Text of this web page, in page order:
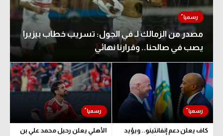
مصدر من الزمالك لـ في الجول: تسريب خطاب بيزيرا
يصب في صالحنا.. وقرارنا نهائي
كاف يعلن دعم إنفانتينو.. ويؤيد
الأهلي يعلن رحيل محمد علي بن